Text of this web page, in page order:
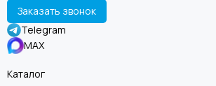
Заказать звонок
Telegram
MAX
Каталог